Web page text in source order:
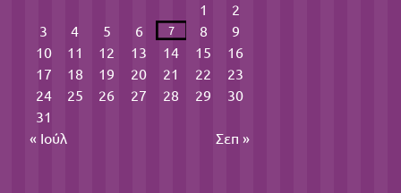
1
2
3
4 5 6 7 8
9
10
11 12 13 14 15
16
17
18 19 20 21 22
23
24
25 26 27 28 29
30
31
« Ιούλ
Σεπ »